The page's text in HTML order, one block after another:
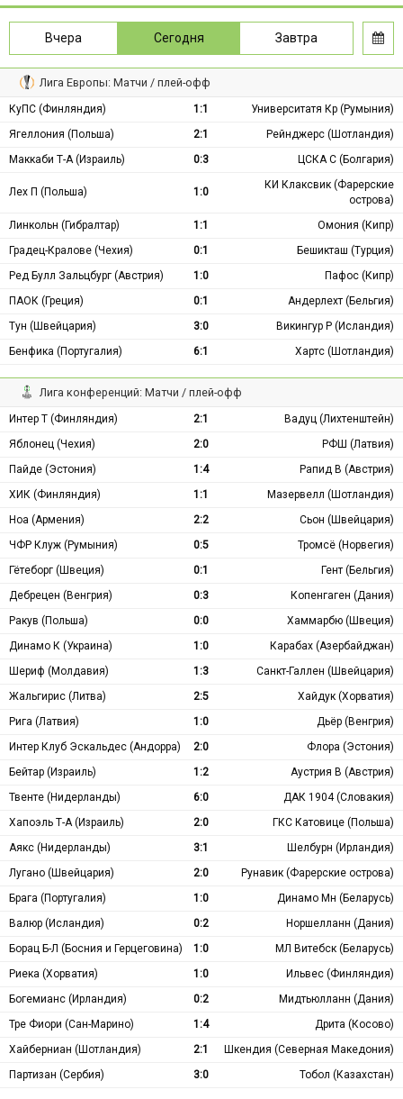
Вчера Сегодня Завтра
Лига Европы: Матчи / плей-офф
КуПС (Финляндия) 1:1
Университатя Кр (Румыния)
Ягеллония (Польша)
2:1
Рейнджерс (Шотландия)
Маккаби Т-А (Израиль)
0:3 ЦСКА С (Болгария)
Лех П (Польша) 1:0
КИ Клаксвик (Фарерские
острова)
Линкольн (Гибралтар)
1:1
Омония (Кипр)
Градец-Кралове (Чехия)
0:1
Бешикташ (Турция)
Ред Булл Зальцбург (Австрия)
1:0
Пафос (Кипр)
ПАОК (Греция)
0:1
Андерлехт (Бельгия)
Тун (Швейцария)
3:0
Викингур Р (Исландия)
Бенфика (Португалия)
6:1 Хартс (Шотландия)
Лига конференций: Матчи / плей-офф
Интер Т (Финляндия) 2:1
Вадуц (Лихтенштейн)
Яблонец (Чехия)
2:0
РФШ (Латвия)
Пайде (Эстония)
1:4
Рапид В (Австрия)
ХИК (Финляндия)
1:1
Мазервелл (Шотландия)
Ноа (Армения)
2:2
Сьон (Швейцария)
ЧФР Клуж (Румыния)
0:5
Тромсё (Норвегия)
Гётеборг (Швеция)
0:1
Гент (Бельгия)
Дебрецен (Венгрия)
0:3
Копенгаген (Дания)
Ракув (Польша)
0:0
Хаммарбю (Швеция)
Динамо К (Украина)
1:0
Карабах (Азербайджан)
Шериф (Молдавия)
1:3
Санкт-Галлен (Швейцария)
Жальгирис (Литва)
2:5
Хайдук (Хорватия)
Рига (Латвия)
1:0
Дьёр (Венгрия)
Интер Клуб Эскальдес (Андорра)
2:0
Флора (Эстония)
Бейтар (Израиль)
1:2
Аустрия В (Австрия)
Твенте (Нидерланды)
6:0
ДАК 1904 (Словакия)
Хапоэль Т-А (Израиль)
2:0
ГКС Катовице (Польша)
Аякс (Нидерланды)
3:1
Шелбурн (Ирландия)
Лугано (Швейцария)
2:0
Рунавик (Фарерские острова)
Брага (Португалия)
1:0
Динамо Мн (Беларусь)
Валюр (Исландия)
0:2
Норшелланн (Дания)
Борац Б-Л (Босния и Герцеговина)
1:0
МЛ Витебск (Беларусь)
Риека (Хорватия)
1:0
Ильвес (Финляндия)
Богемианс (Ирландия)
0:2
Мидтьюлланн (Дания)
Тре Фиори (Сан-Марино)
1:4
Дрита (Косово)
Хайберниан (Шотландия)
2:1
Шкендия (Северная Македония)
Партизан (Сербия)
3:0 Тобол (Казахстан)